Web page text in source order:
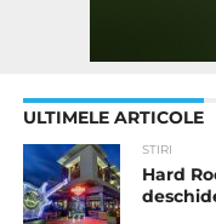
ULTIMELE ARTICOLE
STIRI
Hard